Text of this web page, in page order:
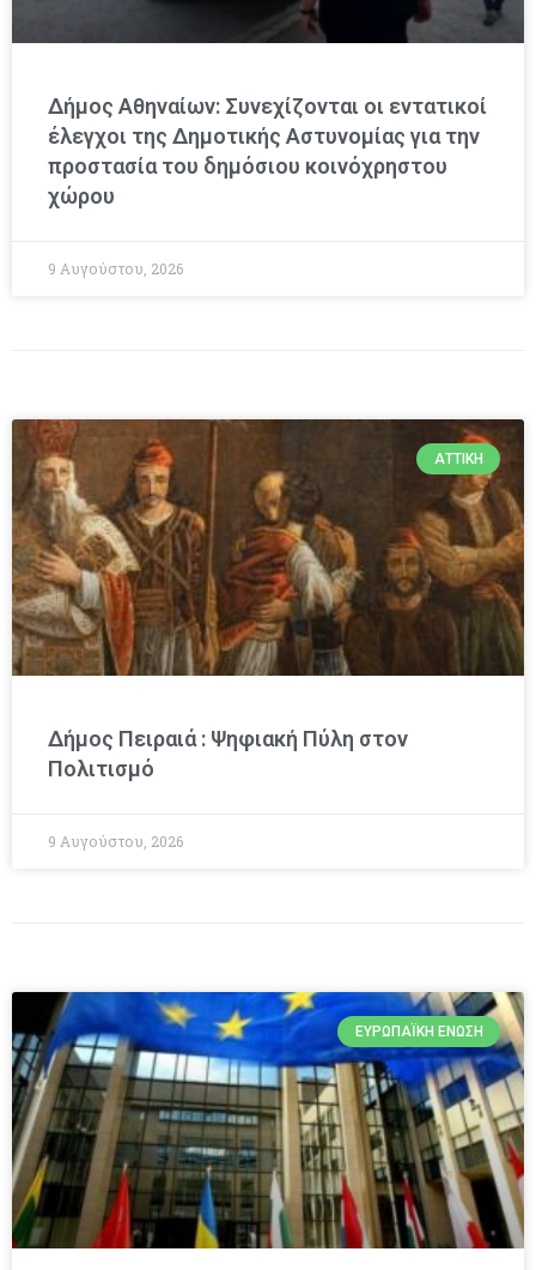
Δήμος Αθηναίων: Συνεχίζονται οι εντατικοί
έλεγχοι της Δημοτικής Αστυνομίας για την
προστασία του δημόσιου κοινόχρηστου
χώρου
9 Αυγούστου, 2026
ΑΤΤΙΚΉ
Δήμος Πειραιά : Ψηφιακή Πύλη στον
Πολιτισμό
9 Αυγούστου, 2026
ΕΥΡΩΠΑΪΚΉ ΈΝΩΣΗ